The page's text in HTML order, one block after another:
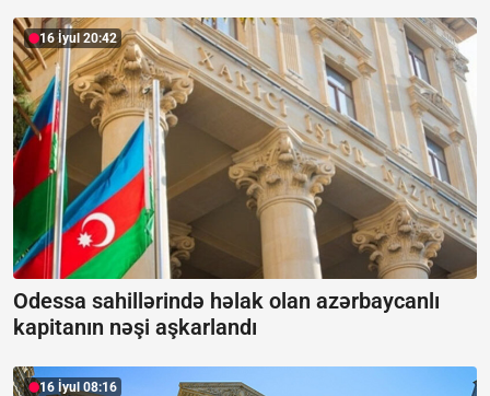
16 İyul 20:42
Odessa sahillərində həlak olan azərbaycanlı
kapitanın nəşi aşkarlandı
16 İyul 08:16